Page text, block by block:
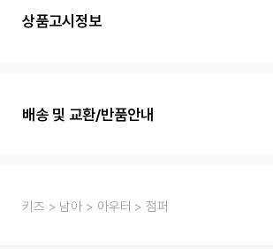
상품고시정보
배송 및 교환/반품안내
키즈 남아 아우터 점퍼